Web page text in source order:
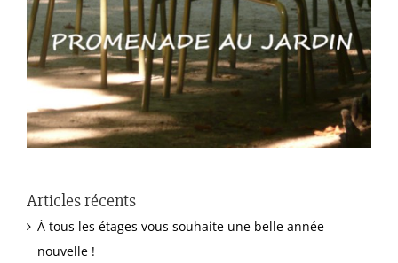
Articles récents
À tous les étages vous souhaite une belle année
nouvelle !